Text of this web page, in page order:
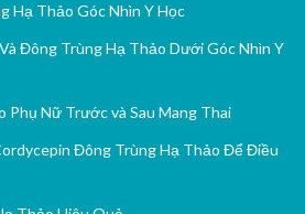
Hạ Thảo Góc Nhìn Y Học
Đông Trùng Hạ Thảo Dưới Góc Nhìn Y
Nữ Trước và Sau Mang Thai
Đông Trùng Hạ Thảo Để Điều